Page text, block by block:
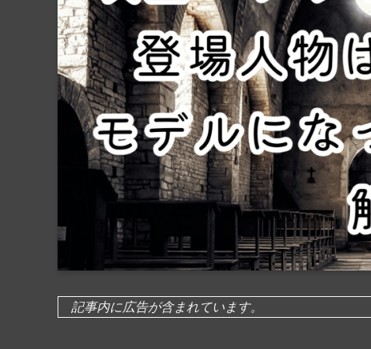
記事内に広告が含まれています。